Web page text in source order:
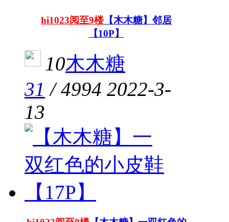
hi1023阅至9楼【木木糖】邻居
【10P】
10木木糖
31 /4994 2022-3-
13